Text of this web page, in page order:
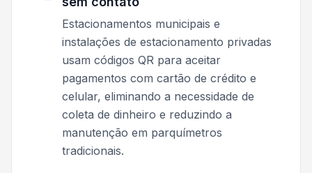
Estacionamentos municipais e
instalações de estacionamento privadas
usam códigos QR para aceitar
pagamentos com cartão de crédito e
celular, eliminando a necessidade de
coleta de dinheiro e reduzindo a
manutenção em parquímetros
tradicionais.